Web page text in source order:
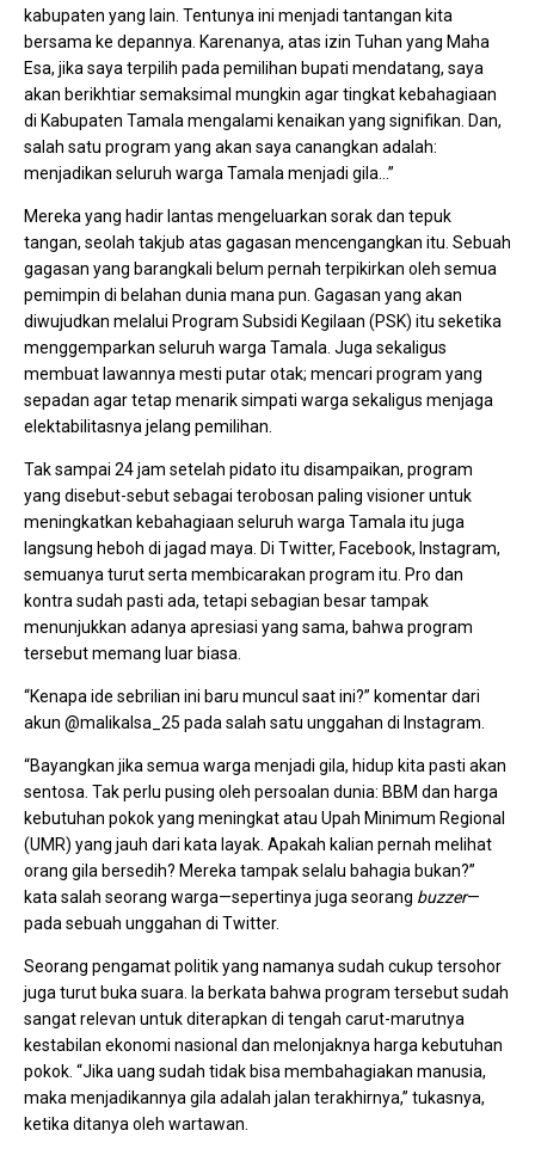
kabupaten yang lain. Tentunya ini menjadi tantangan kita
bersama ke depannya. Karenanya, atas izin Tuhan yang Maha
Esa, jika saya terpilih pada pemilihan bupati mendatang, saya
akan berikhtiar semaksimal mungkin agar tingkat kebahagiaan
di Kabupaten Tamala mengalami kenaikan yang signifikan. Dan,
salah satu program yang akan saya canangkan adalah:
menjadikan seluruh warga Tamala menjadi gila…”
Mereka yang hadir lantas mengeluarkan sorak dan tepuk
tangan, seolah takjub atas gagasan mencengangkan itu. Sebuah
gagasan yang barangkali belum pernah terpikirkan oleh semua
pemimpin di belahan dunia mana pun. Gagasan yang akan
diwujudkan melalui Program Subsidi Kegilaan (PSK) itu seketika
menggemparkan seluruh warga Tamala. Juga sekaligus
membuat lawannya mesti putar otak; mencari program yang
sepadan agar tetap menarik simpati warga sekaligus menjaga
elektabilitasnya jelang pemilihan.
Tak sampai 24 jam setelah pidato itu disampaikan, program
yang disebut-sebut sebagai terobosan paling visioner untuk
meningkatkan kebahagiaan seluruh warga Tamala itu juga
langsung heboh di jagad maya. Di Twitter, Facebook, Instagram,
semuanya turut serta membicarakan program itu. Pro dan
kontra sudah pasti ada, tetapi sebagian besar tampak
menunjukkan adanya apresiasi yang sama, bahwa program
tersebut memang luar biasa.
“Kenapa ide sebrilian ini baru muncul saat ini?” komentar dari
akun @malikalsa_25 pada salah satu unggahan di Instagram.
“Bayangkan jika semua warga menjadi gila, hidup kita pasti akan
sentosa. Tak perlu pusing oleh persoalan dunia: BBM dan harga
kebutuhan pokok yang meningkat atau Upah Minimum Regional
(UMR) yang jauh dari kata layak. Apakah kalian pernah melihat
orang gila bersedih? Mereka tampak selalu bahagia bukan?”
kata salah seorang warga—sepertinya juga seorang buzzer—
pada sebuah unggahan di Twitter.
Seorang pengamat politik yang namanya sudah cukup tersohor
juga turut buka suara. Ia berkata bahwa program tersebut sudah
sangat relevan untuk diterapkan di tengah carut-marutnya
kestabilan ekonomi nasional dan melonjaknya harga kebutuhan
pokok. “Jika uang sudah tidak bisa membahagiakan manusia,
maka menjadikannya gila adalah jalan terakhirnya,” tukasnya,
ketika ditanya oleh wartawan.